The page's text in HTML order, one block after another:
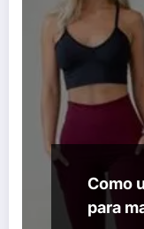
Como
para